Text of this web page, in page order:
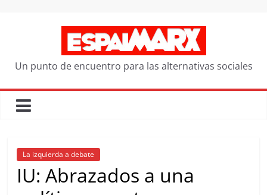
Un punto de encuentro para las alternativas sociales
La izquierda a debate
IU: Abrazados a una